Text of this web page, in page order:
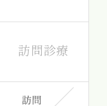
訪問診療